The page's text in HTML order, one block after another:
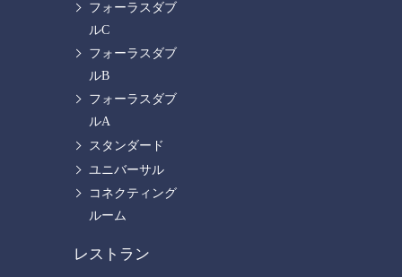
フォーラスダブ
ルC
フォーラスダブ
ルB
フォーラスダブ
ルA
スタンダード
ユニバーサル
コネクティング
ルーム
レストラン